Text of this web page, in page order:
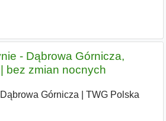
- Dąbrowa Górnicza,
bez zmian nocnych
Dąbrowa Górnicza
TWG Polska